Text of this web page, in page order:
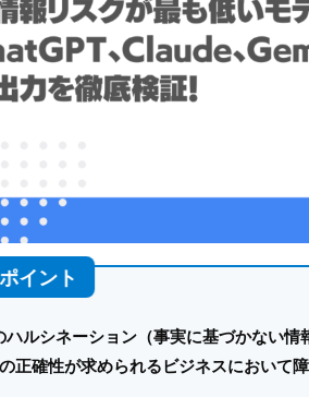
ルシネーション（事実に基づかない情
正確性が求められるビジネスにおいて